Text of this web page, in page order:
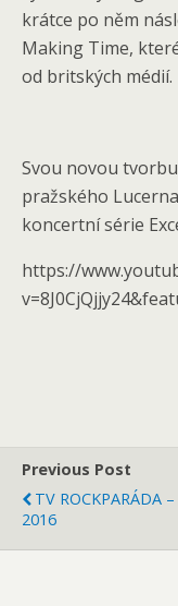
krátce po něm
Making Time,
od britských médií.
Svou novou
pražského
koncertní série
https://
Previous Post
TV ROCKPARÁDA
2016